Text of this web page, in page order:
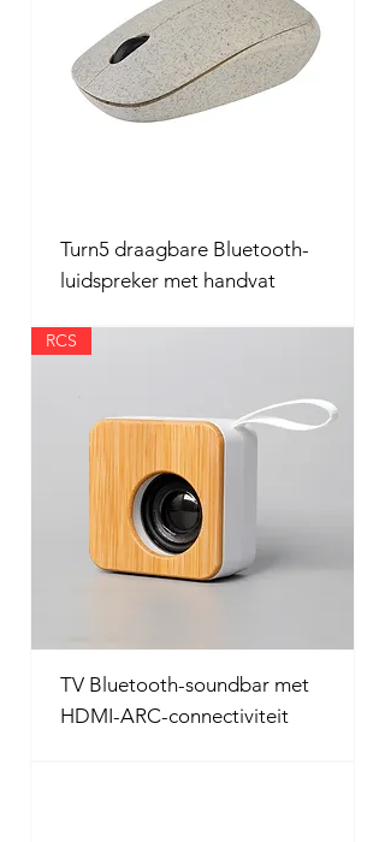
Turn5 draagbare Bluetooth-
luidspreker met handvat
RCS
TV Bluetooth-soundbar met
HDMI-ARC-connectiviteit